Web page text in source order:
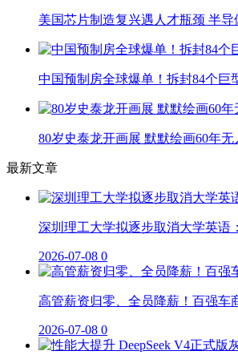
美国芯片制造复兴遇人才瓶颈 半导
中国预制房全球爆单！拆封84个巨
80岁史泰龙开画展 默默绘画60年无
最新文章
深圳理工大学拟逐步取消大学英语
2026-07-08 0
高管薪资归零、全员降薪！百强车
2026-07-08 0